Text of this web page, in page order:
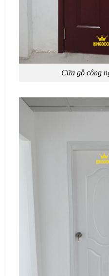
Cửa gỗ công